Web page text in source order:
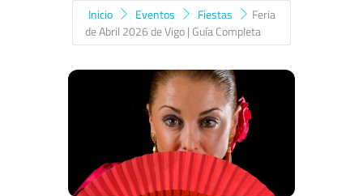
Inicio Eventos Fiestas
Feria
de Abril 2026 de Vigo | Guía Completa